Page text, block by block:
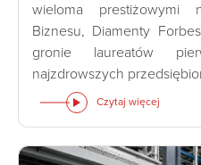
wieloma prestiżowymi
Biznesu, Diamenty
gronie laureatów
najzdrowszych
Czytaj więcej